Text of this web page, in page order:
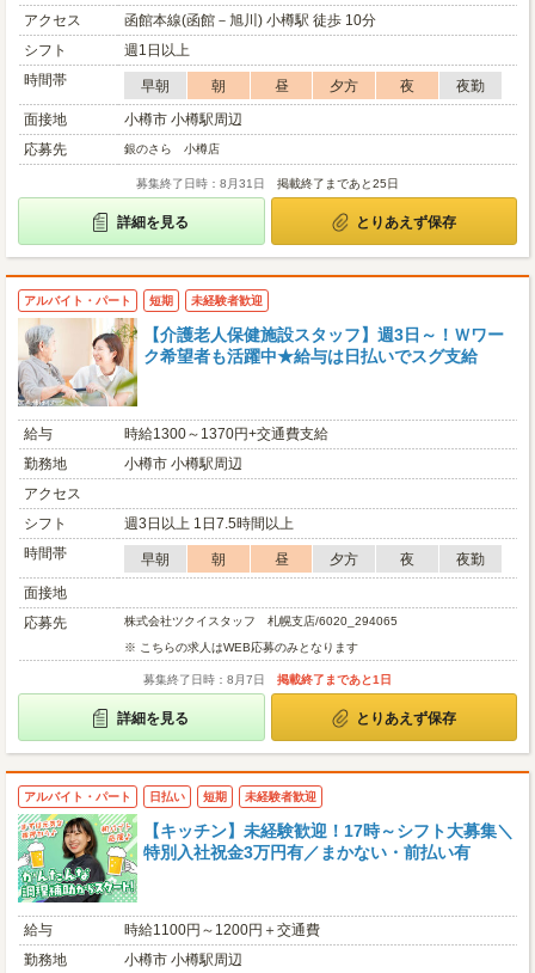
アクセス
函館本線(函館－旭川) 小樽駅 徒歩 10分
シフト
週1日以上
時間帯
早朝 朝 昼 夕方 夜
夜勤
面接地
小樽市 小樽駅周辺
応募先
銀のさら 小樽店
募集終了日時：8月31日 掲載終了まであと25日
詳細を見る とりあえず保存
アルバイト・パート 短期 未経験者歓迎
【介護老人保健施設スタッフ】週3日～！Ｗワー
ク希望者も活躍中★給与は日払いでスグ支給
給与
時給1300～1370円+交通費支給
勤務地
小樽市 小樽駅周辺
アクセス
シフト
週3日以上 1日7.5時間以上
時間帯
早朝 朝 昼 夕方 夜
夜勤
面接地
応募先
株式会社ツクイスタッフ 札幌支店/6020_294065
※ こちらの求人はWEB応募のみとなります
募集終了日時：8月7日 掲載終了まであと1日
詳細を見る とりあえず保存
アルバイト・パート 日払い 短期 未経験者歓迎
【キッチン】未経験歓迎！17時～シフト大募集＼
特別入社祝金3万円有／まかない・前払い有
給与
時給1100円～1200円＋交通費
勤務地
小樽市 小樽駅周辺